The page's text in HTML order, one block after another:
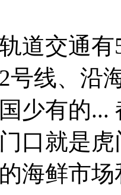
道交通
号线、沿
少有的
口就是
海鲜市